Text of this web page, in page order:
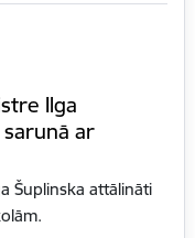
Ilga
ar
Šuplinska attālināti